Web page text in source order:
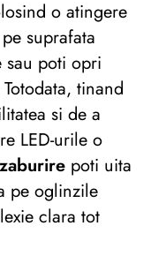
o atingere
suprafata
poti opri
tinand
si de a
LED-urile o
poti uita
pe oglinzile
clara tot